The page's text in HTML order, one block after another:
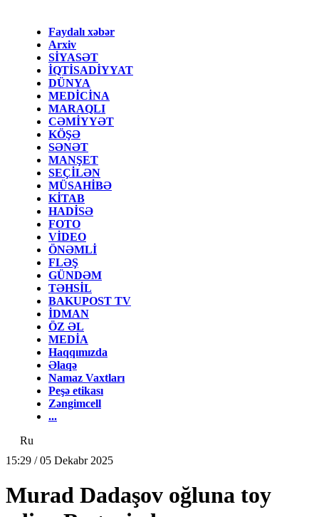
Faydalı xəbər
Arxiv
SİYASƏT
İQTİSADİYYAT
DÜNYA
MEDİCİNA
MARAQLI
CƏMİYYƏT
KÖŞƏ
SƏNƏT
MANŞET
SEÇİLƏN
MÜSAHİBƏ
KİTAB
HADİSƏ
FOTO
VİDEO
ÖNƏMLİ
FLƏŞ
GÜNDƏM
TƏHSİL
BAKUPOST TV
İDMAN
ÖZ ƏL
MEDİA
Haqqımızda
Əlaqə
Namaz Vaxtları
Peşə etikası
Zəngimcell
...
Ru
15:29 / 05 Dekabr 2025
Murad Dadaşov oğluna toy